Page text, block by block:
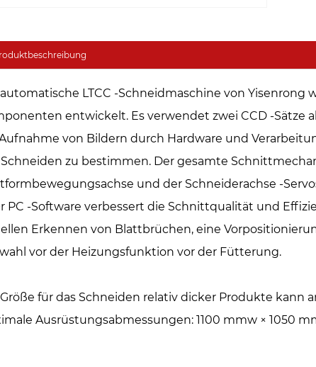
LTCC -Schneidmaschine von
entwickelt. Es verwendet zwei CCD -Sätze
von Bildern durch Hardware und
Schneiden zu bestimmen. Der gesamte
und der Schneiderachse -
PC -Software verbessert die Schnittqualität und
Erkennen von Blattbrüchen, eine
vor der Heizungsfunktion vor der Fütterung.
für das Schneiden relativ dicker Produkte kann
Ausrüstungsabmessungen: 1100 mmw × 1050